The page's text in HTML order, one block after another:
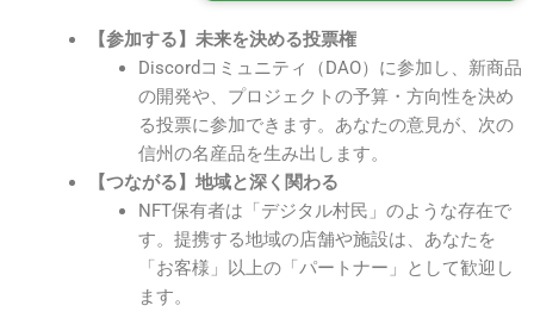
【参加する】未来を決める投票権
Discordコミュニティ（DAO）に参加し、新商品
の開発や、プロジェクトの予算・方向性を決め
る投票に参加できます。あなたの意見が、次の
信州の名産品を生み出します。
【つながる】地域と深く関わる
NFT保有者は「デジタル村民」のような存在で
す。提携する地域の店舗や施設は、あなたを
「お客様」以上の「パートナー」として歓迎し
ます。